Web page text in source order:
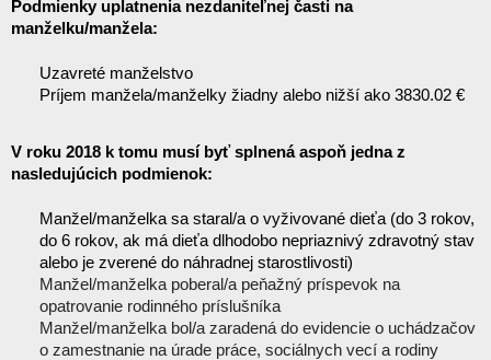
Podmienky uplatnenia nezdaniteľnej časti na
manželku/manžela:
Uzavreté manželstvo
Príjem manžela/manželky žiadny alebo nižší ako 3830.02 €
V roku 2018 k tomu musí byť splnená aspoň jedna z
nasledujúcich podmienok:
Manžel/manželka sa staral/a o vyživované dieťa (do 3 rokov,
do 6 rokov, ak má dieťa dlhodobo nepriaznivý zdravotný stav
alebo je zverené do náhradnej starostlivosti)
Manžel/manželka poberal/a peňažný príspevok na
opatrovanie rodinného príslušníka
Manžel/manželka bol/a zaradená do evidencie o uchádzačov
o zamestnanie na úrade práce, sociálnych vecí a rodiny